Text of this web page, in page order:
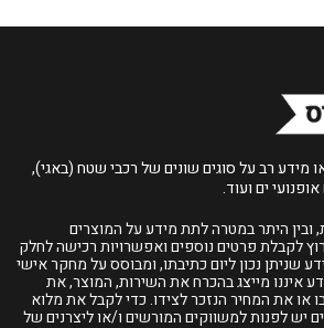
רב על סוגים שונים של רכבי שטח (באגי),
ים ועוד.
ובין היתר במטרה לתת מידע על המוצרים
לקבלת פרטים נוספים ואפשרויות רכישה לחלק
שניתן נכון ליום כתיבתו, ומבוסס על מחקר אישי
איננו מייצג בהכרח את השירות, המוצר, את
או את המחיר הנזכר לצידו. כדי לקבל את מלוא
יש לפנות למשווקים המורשים ו/או ליצרנים של